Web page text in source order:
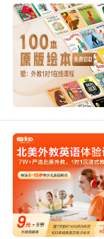
black
blood
citron/
思是大马士革
papaya/
思是番石榴
soursop的意
少儿需要认识
绍的这些，孩
比较常用的水